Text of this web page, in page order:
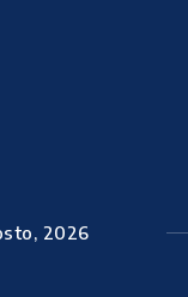
2026